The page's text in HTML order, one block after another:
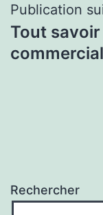
Publication
Tout
Rechercher